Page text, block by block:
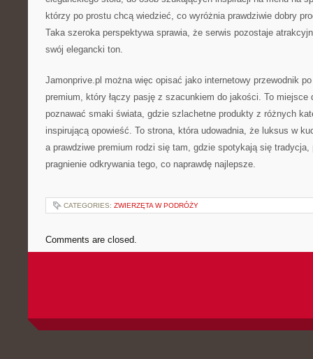
którzy po prostu chcą wiedzieć, co wyróżnia prawdziwie dobry
Taka szeroka perspektywa sprawia, że serwis pozostaje
swój elegancki ton.
Jamonprive.pl można więc opisać jako internetowy przewodnik
premium, który łączy pasję z szacunkiem do jakości. To
poznawać smaki świata, gdzie szlachetne produkty z różnych
inspirującą opowieść. To strona, która udowadnia, że luksus w
a prawdziwe premium rodzi się tam, gdzie spotykają się tradycja,
pragnienie odkrywania tego, co naprawdę najlepsze.
CATEGORIES: ZWIERZĘTA W PODRÓŻY
Comments are closed.